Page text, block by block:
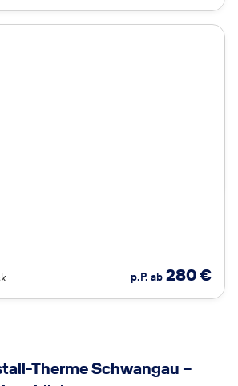
p.P. ab 280€
Therme Schwangau –